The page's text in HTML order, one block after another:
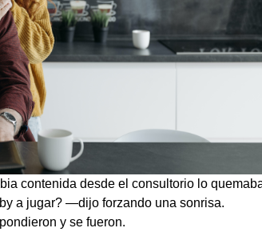
contenida desde el consultorio lo
a jugar? —dijo forzando una sonrisa.
y se fueron.